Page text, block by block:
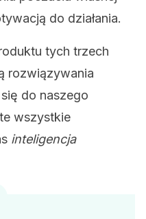
do działania.
tych trzech
rozwiązywania
do naszego
wszystkie
inteligencja